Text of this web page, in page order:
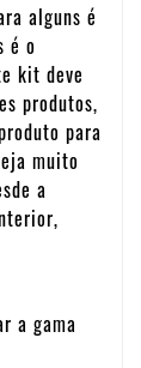
alguns é
é o
kit deve
produtos,
para
muito
a
a gama